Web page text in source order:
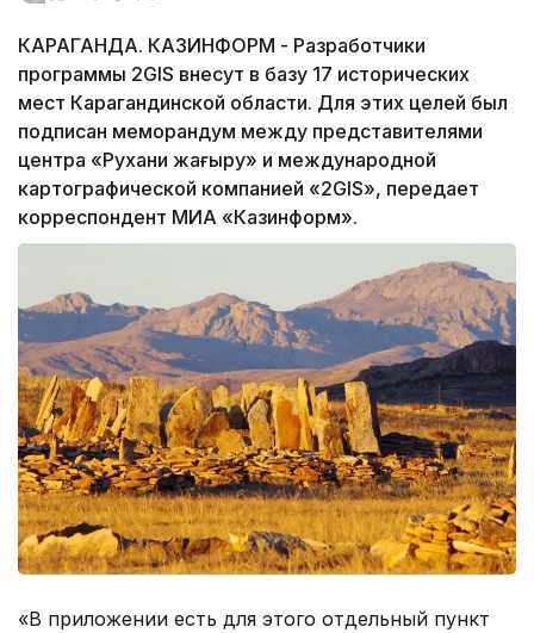
КАРАГАНДА. КАЗИНФОРМ - Разработчики
программы 2GIS внесут в базу 17 исторических
мест Карагандинской области. Для этих целей был
подписан меморандум между представителями
центра «Рухани жаңғыру» и международной
картографической компанией «2GIS», передает
корреспондент МИА «Казинформ».
«В приложении есть для этого отдельный пункт